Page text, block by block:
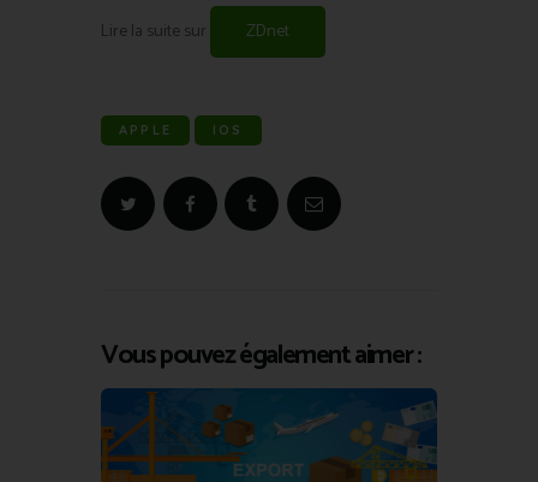
Lire la suite sur
ZDnet
APPLE IOS
Vous pouvez également aimer :